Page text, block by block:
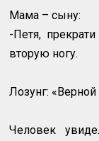
Мама – сыну:
-Петя,
вторую ногу.
Лозунг:
Человек